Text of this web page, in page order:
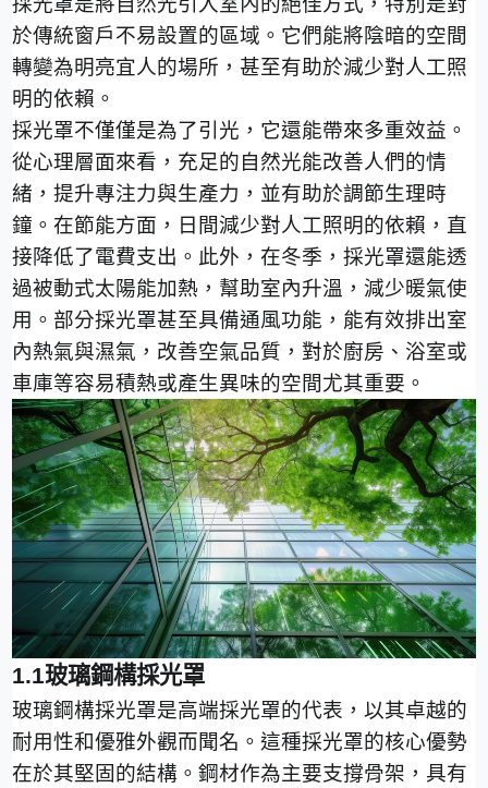
於傳統窗戶不易設置的區域。它們能將陰暗的空間
轉變為明亮宜人的場所，甚至有助於減少對人工照
明的依賴。
採光罩不僅僅是為了引光，它還能帶來多重效益。
從心理層面來看，充足的自然光能改善人們的情
緒，提升專注力與生產力，並有助於調節生理時
鐘。在節能方面，日間減少對人工照明的依賴，直
接降低了電費支出。此外，在冬季，採光罩還能透
過被動式太陽能加熱，幫助室內升溫，減少暖氣使
用。部分採光罩甚至具備通風功能，能有效排出室
內熱氣與濕氣，改善空氣品質，對於廚房、浴室或
車庫等容易積熱或產生異味的空間尤其重要。
1.1玻璃鋼構採光罩
玻璃鋼構採光罩是高端採光罩的代表，以其卓越的
耐用性和優雅外觀而聞名。這種採光罩的核心優勢
在於其堅固的結構。鋼材作為主要支撐骨架，具有